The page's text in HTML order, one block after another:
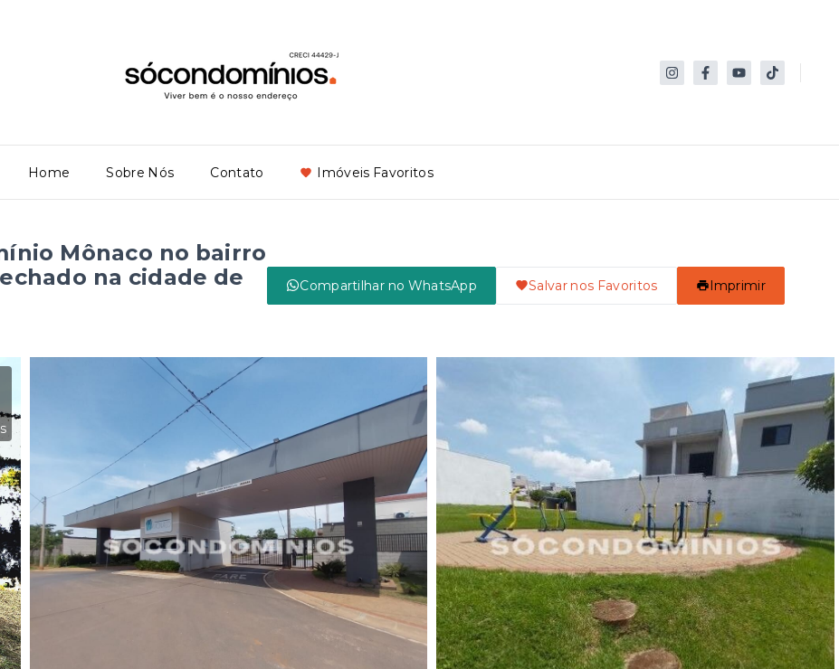
Home Sobre Nós Contato Imóveis Favoritos
Mônaco no bairro
na cidade de
Compartilhar no WhatsApp Salvar nos Favoritos Imprimir